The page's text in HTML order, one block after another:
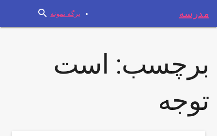
مدرسه برگه نمونه search
برچسب: است
توجه